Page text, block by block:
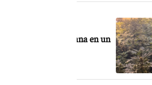
por cultivar marihuana en un